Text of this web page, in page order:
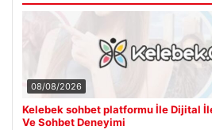
08/08/2026
Kelebek sohbet platformu İle Dijital
Ve Sohbet Deneyimi